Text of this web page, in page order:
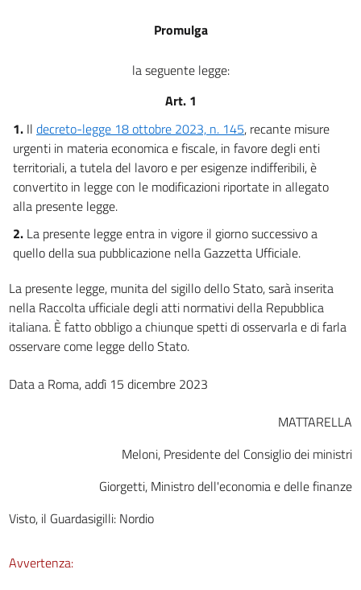
Promulga
la seguente legge:
Art. 1
1. Il decreto-legge 18 ottobre 2023, n. 145, recante misure
urgenti in materia economica e fiscale, in favore degli enti
territoriali, a tutela del lavoro e per esigenze indifferibili, è
convertito in legge con le modificazioni riportate in allegato
alla presente legge.
2. La presente legge entra in vigore il giorno successivo a
quello della sua pubblicazione nella Gazzetta Ufficiale.
La presente legge, munita del sigillo dello Stato, sarà inserita
nella Raccolta ufficiale degli atti normativi della Repubblica
italiana. È fatto obbligo a chiunque spetti di osservarla e di farla
osservare come legge dello Stato.
Data a Roma, addì 15 dicembre 2023
MATTARELLA
Meloni, Presidente del Consiglio dei ministri
Giorgetti, Ministro dell'economia e delle finanze
Visto, il Guardasigilli: Nordio
Avvertenza: